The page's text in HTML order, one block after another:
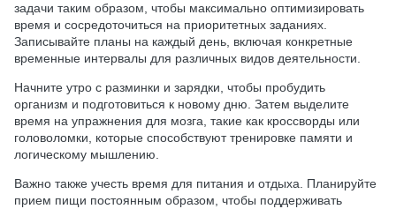
задачи таким образом, чтобы максимально оптимизировать
время и сосредоточиться на приоритетных заданиях.
Записывайте планы на каждый день, включая конкретные
временные интервалы для различных видов деятельности.
Начните утро с разминки и зарядки, чтобы пробудить
организм и подготовиться к новому дню. Затем выделите
время на упражнения для мозга, такие как кроссворды или
головоломки, которые способствуют тренировке памяти и
логическому мышлению.
Важно также учесть время для питания и отдыха. Планируйте
прием пищи постоянным образом, чтобы поддерживать